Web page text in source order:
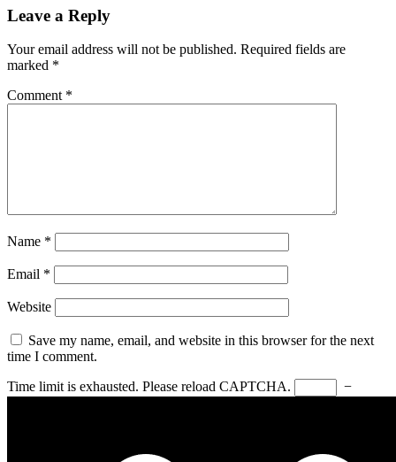
Leave a Reply
Your email address will not be published. Required fields are
marked *
Comment *
Name *
Email *
Website
Save my name, email, and website in this browser for the next
time I comment.
Time limit is exhausted. Please reload CAPTCHA.
−